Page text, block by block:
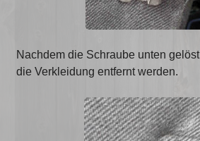
Nachdem die Schraube unten
die Verkleidung entfernt werden.